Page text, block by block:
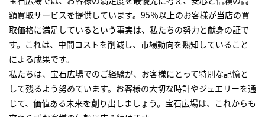
額買取サービスを提供しています。95％以上のお客様が当店の買
取価格に満足しているという事実は、私たちの努力と献身の証で
す。これは、中間コストを削減し、市場動向を熟知していること
による成果です。
私たちは、宝石広場でのご経験が、お客様にとって特別な記憶と
して残るよう努めています。お客様の大切な時計やジュエリーを通
じて、価値ある未来を創り出しましょう。宝石広場は、これからも